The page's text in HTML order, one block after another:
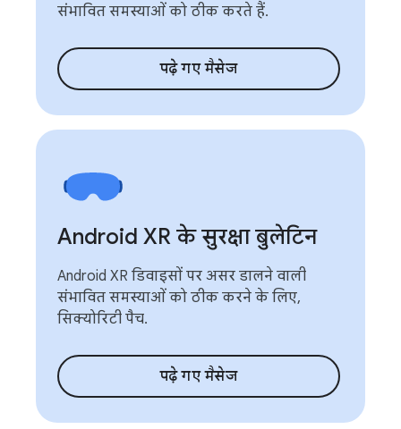
संभावित समस्याओं को ठीक करते हैं.
पढ़े गए मैसेज
Android XR के सुरक्षा बुलेटिन
Android XR डिवाइसों पर असर डालने वाली
संभावित समस्याओं को ठीक करने के लिए,
सिक्योरिटी पैच.
पढ़े गए मैसेज